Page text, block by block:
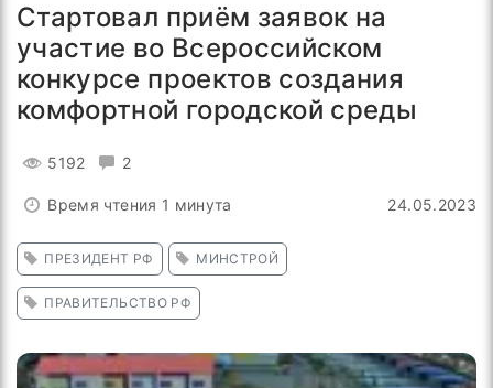
Стартовал приём заявок на
участие во Всероссийском
конкурсе проектов создания
комфортной городской среды
5192 2
Время чтения 1 минута 24.05.2023
ПРЕЗИДЕНТ РФ МИНСТРОЙ
ПРАВИТЕЛЬСТВО РФ